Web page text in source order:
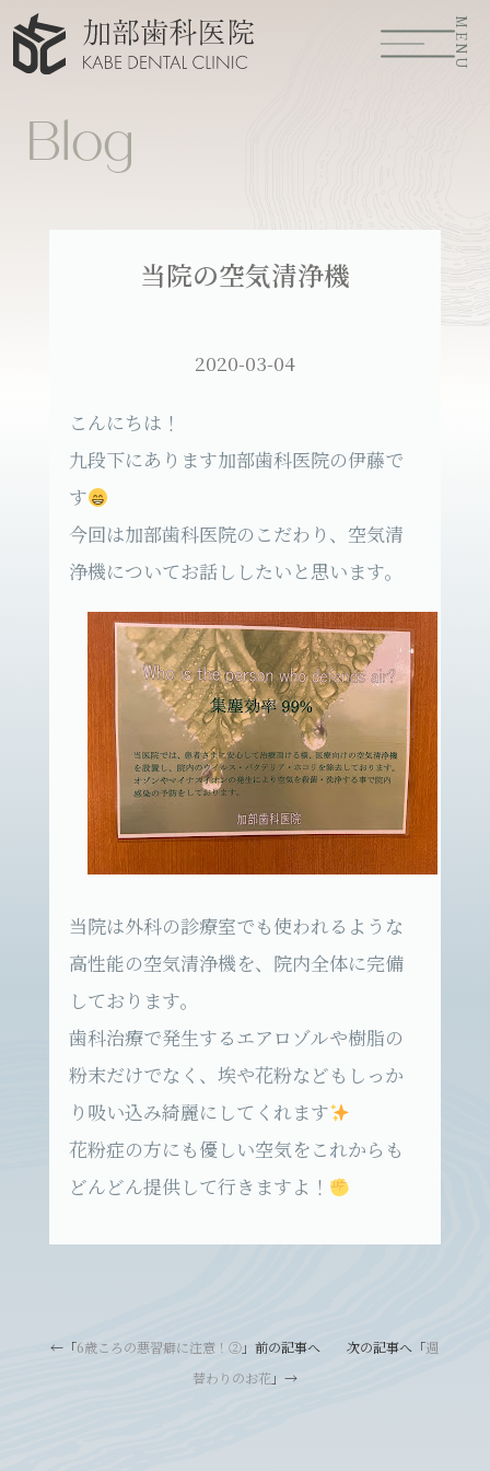
MENU
Blog
当院の空気清浄機
2020-03-04
こんにちは！
九段下にあります加部歯科医院の伊藤で
す
今回は加部歯科医院のこだわり、空気清
浄機についてお話ししたいと思います。
当院は外科の診療室でも使われるような
高性能の空気清浄機を、院内全体に完備
しております。
歯科治療で発生するエアロゾルや樹脂の
粉末だけでなく、埃や花粉などもしっか
り吸い込み綺麗にしてくれます
花粉症の方にも優しい空気をこれからも
どんどん提供して行きますよ！
←「6歳ころの悪習癖に注意！②」前の記事へ 次の記事へ「週
替わりのお花 」→